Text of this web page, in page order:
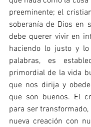
preeminente; el
soberanía de Dios en
debe querer vivir en
haciendo lo justo y
palabras, es
primordial de la vida
que nos dirija y
que son buenos. El
para ser
nueva creación con